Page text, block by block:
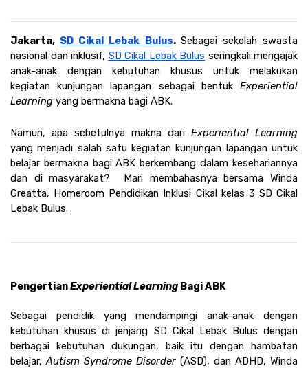
Jakarta, SD Cikal Lebak Bulus. Sebagai sekolah swasta
nasional dan inklusif, SD Cikal Lebak Bulus seringkali mengajak
anak-anak dengan kebutuhan khusus untuk melakukan
kegiatan kunjungan lapangan sebagai bentuk Experiential
Learning yang bermakna bagi ABK.
Namun, apa sebetulnya makna dari
yang menjadi salah satu kegiatan kunjungan lapangan untuk
belajar bermakna bagi ABK berkembang dalam kesehariannya
dan di masyarakat?  Mari membahasnya bersama Winda
Greatta, Homeroom Pendidikan Inklusi Cikal kelas 3 SD Cikal
Lebak Bulus.
Pengertian Experiential Learning Bagi ABK
Sebagai pendidik yang mendampingi anak-anak dengan
kebutuhan khusus di jenjang SD Cikal Lebak Bulus dengan
berbagai kebutuhan dukungan, baik itu dengan hambatan
belajar, Autism Syndrome Disorder (ASD), dan ADHD, Winda